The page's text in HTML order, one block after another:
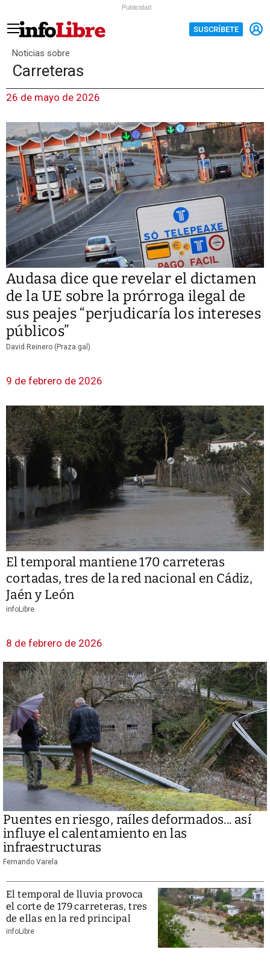
Publicidad
SUSCRÍBETE
Noticias sobre
Carreteras
26 de mayo de 2026
Audasa dice que revelar el dictamen
de la UE sobre la prórroga ilegal de
sus peajes “perjudicaría los intereses
públicos”
David Reinero (Praza.gal)
9 de febrero de 2026
El temporal mantiene 170 carreteras
cortadas, tres de la red nacional en Cádiz,
Jaén y León
infoLibre
8 de febrero de 2026
Puentes en riesgo, raíles deformados... así
influye el calentamiento en las
infraestructuras
Fernando Varela
El temporal de lluvia provoca
el corte de 179 carreteras, tres
de ellas en la red principal
infoLibre